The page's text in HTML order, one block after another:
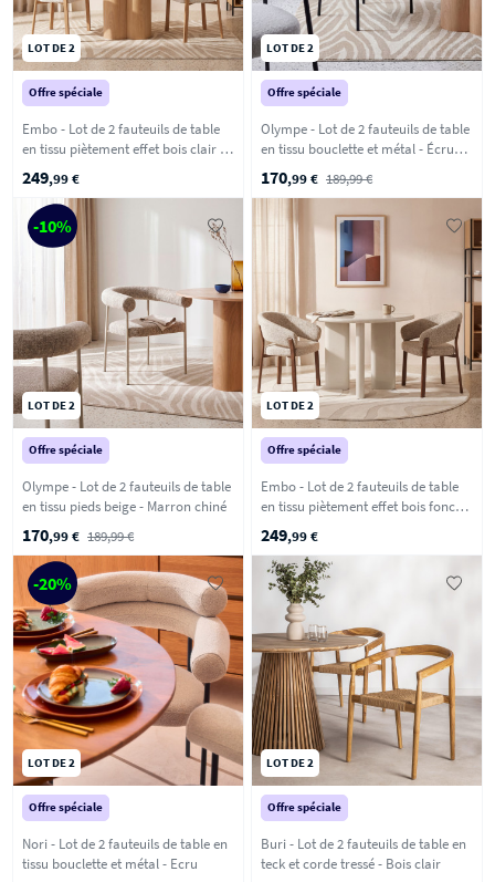
LOT DE 2
Offre spéciale
Embo - Lot de 2 fauteuils de table
en tissu piètement effet bois clair -
Beige chiné
249,99 €
LOT DE 2
Offre spéciale
Olympe - Lot de 2 fauteuils de table
en tissu bouclette et métal - Écru
chiné
170,99 € 189,99 €
-10%
LOT DE 2
Offre spéciale
Olympe - Lot de 2 fauteuils de table
en tissu pieds beige - Marron chiné
170,99 € 189,99 €
LOT DE 2
Offre spéciale
Embo - Lot de 2 fauteuils de table
en tissu piètement effet bois foncé -
Marron chiné
249,99 €
-20%
LOT DE 2
Offre spéciale
Nori - Lot de 2 fauteuils de table en
tissu bouclette et métal - Ecru
LOT DE 2
Offre spéciale
Buri - Lot de 2 fauteuils de table en
teck et corde tressé - Bois clair